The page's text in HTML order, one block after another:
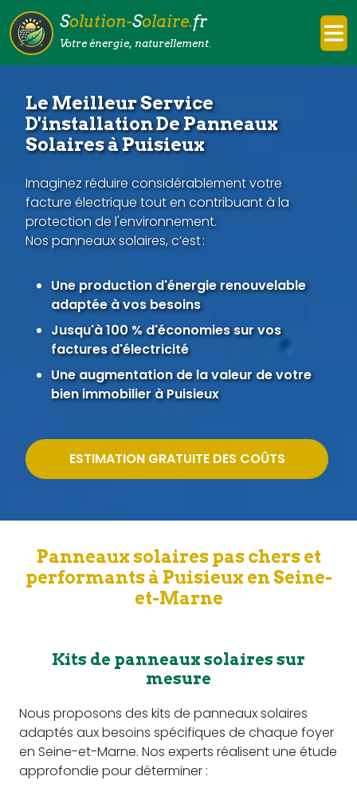
Solution-Solaire.fr
Votre énergie, naturellement.
Le Meilleur Service
D'installation De Panneaux
Solaires à Puisieux
Imaginez réduire considérablement votre
facture électrique tout en contribuant à la
protection de l'environnement.
Nos panneaux solaires, c’est :
Une production d'énergie renouvelable
adaptée à vos besoins
Jusqu'à 100 % d'économies sur vos
factures d'électricité
Une augmentation de la valeur de votre
bien immobilier à Puisieux
ESTIMATION GRATUITE DES COÛTS
Panneaux solaires pas chers et
performants à Puisieux en Seine-
et-Marne
Kits de panneaux solaires sur
mesure
Nous proposons des kits de panneaux solaires
adaptés aux besoins spécifiques de chaque foyer
en Seine-et-Marne. Nos experts réalisent une étude
approfondie pour déterminer :